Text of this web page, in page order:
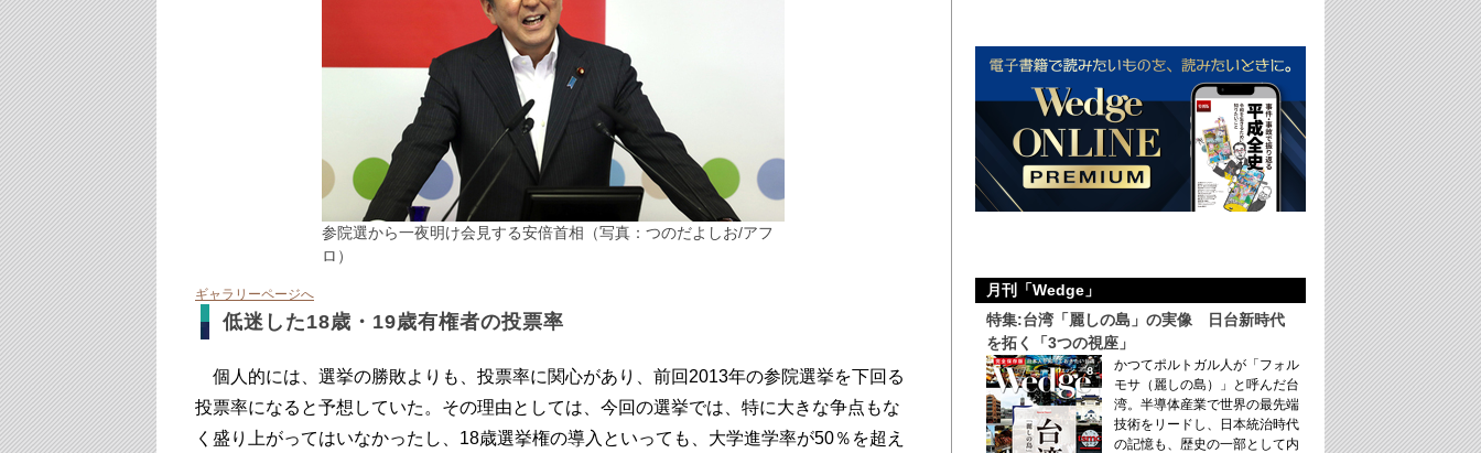
参院選から一夜明け会見する安倍首相（写真：つのだよしお/アフ
ロ）
ギャラリーページへ
低迷した18歳・19歳有権者の投票率
個人的には、選挙の勝敗よりも、投票率に関心があり、前回2013年の参院選挙を下回る
投票率になると予想していた。その理由としては、今回の選挙では、特に大きな争点もな
く盛り上がってはいなかったし、18歳選挙権の導入といっても、大学進学率が50％を超え
月刊「Wedge」
特集:台湾「麗しの島」の実像 日台新時代
を拓く「3つの視座」
かつてポルトガル人が「フォル
モサ（麗しの島）」と呼んだ台
湾。半導体産業で世界の最先端
技術をリードし、日本統治時代
の記憶も、歴史の一部として内